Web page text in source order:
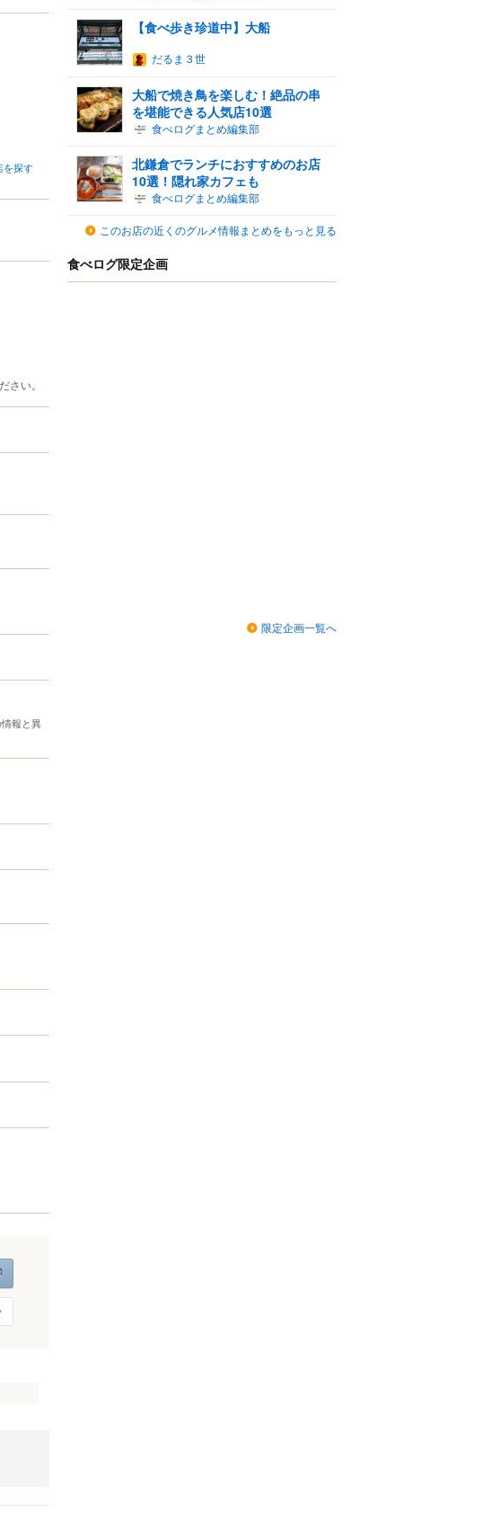
を探す
い。
報と異
【食べ歩き珍道中】大船
だるま３世
大船で焼き鳥を楽しむ！絶品の串
を堪能できる人気店10選
食べログまとめ編集部
北鎌倉でランチにおすすめのお店
10選！隠れ家カフェも
食べログまとめ編集部
このお店の近くのグルメ情報まとめをもっと見る
食べログ限定企画
限定企画一覧へ